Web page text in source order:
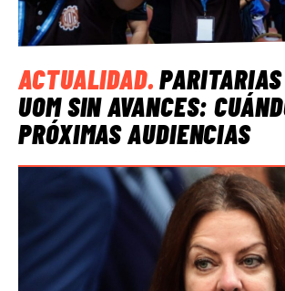
ACTUALIDAD.
UOM SIN AVANCES:
PRÓXIMAS AUDIENCIAS